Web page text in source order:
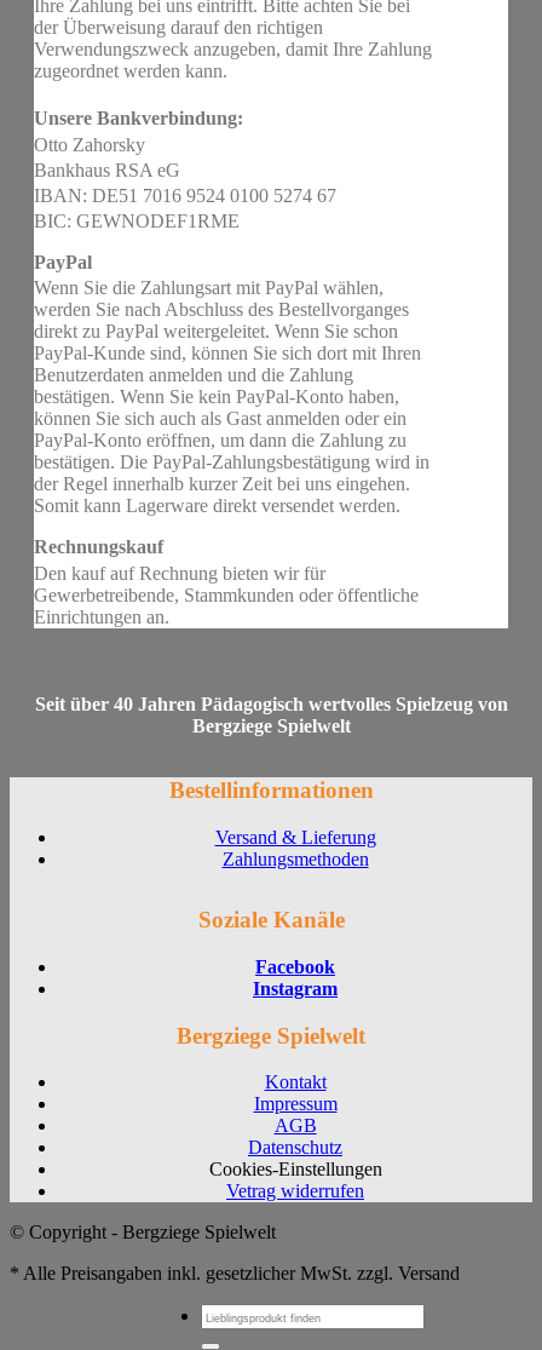
Ihre Zahlung bei uns eintrifft. Bitte achten Sie bei
der Überweisung darauf den richtigen
Verwendungszweck anzugeben, damit Ihre Zahlung
zugeordnet werden kann.
Unsere Bankverbindung:
Otto Zahorsky
Bankhaus RSA eG
IBAN: DE51 7016 9524 0100 5274 67
BIC: GEWNODEF1RME
PayPal
Wenn Sie die Zahlungsart mit PayPal wählen,
werden Sie nach Abschluss des Bestellvorganges
direkt zu PayPal weitergeleitet. Wenn Sie schon
PayPal-Kunde sind, können Sie sich dort mit Ihren
Benutzerdaten anmelden und die Zahlung
bestätigen. Wenn Sie kein PayPal-Konto haben,
können Sie sich auch als Gast anmelden oder ein
PayPal-Konto eröffnen, um dann die Zahlung zu
bestätigen. Die PayPal-Zahlungsbestätigung wird in
der Regel innerhalb kurzer Zeit bei uns eingehen.
Somit kann Lagerware direkt versendet werden.
Rechnungskauf
Den kauf auf Rechnung bieten wir für
Gewerbetreibende, Stammkunden oder öffentliche
Einrichtungen an.
Seit über 40 Jahren Pädagogisch wertvolles Spielzeug von
Bergziege Spielwelt
Bestellinformationen
Versand & Lieferung
Zahlungsmethoden
Soziale Kanäle
Facebook
Instagram
Bergziege Spielwelt
Kontakt
Impressum
AGB
Datenschutz
Cookies-Einstellungen
Vetrag widerrufen
© Copyright - Bergziege Spielwelt
* Alle Preisangaben inkl. gesetzlicher MwSt. zzgl. Versand
Suchen
nach: